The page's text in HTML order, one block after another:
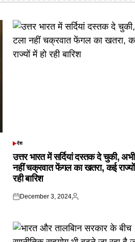
POSTED
देश
उत्तर भारत में सर्दियां दस्तक दे चुकी,
नहीं चक्रवात फेंगल का खतरा, कई
रही बारिश
Posted
December 3, 2024
Posted